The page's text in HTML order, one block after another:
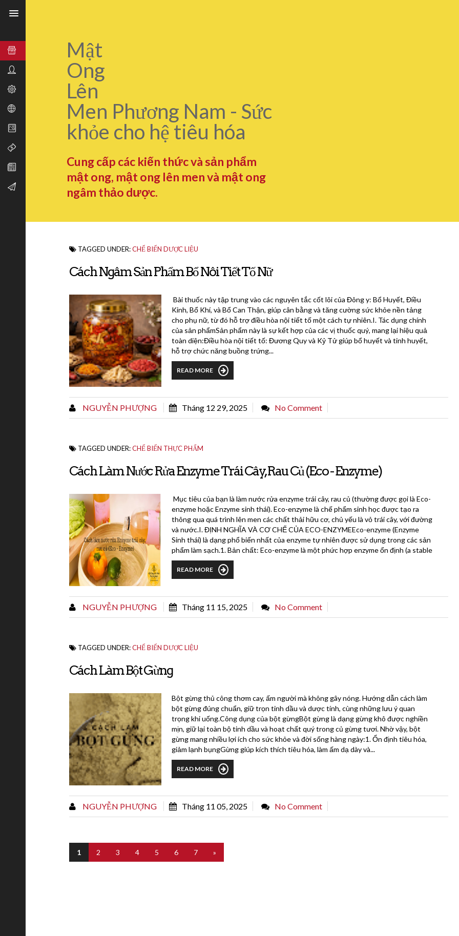
Mật
Ong
Lên
Men Phương Nam - Sức
khỏe cho hệ tiêu hóa
Cung cấp các kiến thức và sản phẩm
mật ong, mật ong lên men và mật ong
ngâm thảo dược.
TAGGED UNDER:CHẾ BIẾN DƯỢC LIỆU
Cách Ngâm Sản Phẩm Bổ Nôi Tiết Tố Nữ
Bài thuốc này tập trung vào các nguyên tắc cốt lõi của Đông y: Bổ Huyết, Điều
Kinh, Bổ Khí, và Bổ Can Thận, giúp cân bằng và tăng cường sức khỏe nền tảng
cho phụ nữ, từ đó hỗ trợ điều hòa nội tiết tố một cách tự nhiên.I. Tác dụng chính
của sản phẩmSản phẩm này là sự kết hợp của các vị thuốc quý, mang lại hiệu quả
toàn diện:Điều hòa nội tiết tố: Đương Quy và Kỷ Tử giúp bổ huyết và tinh huyết,
hỗ trợ chức năng buồng trứng...
READ MORE
NGUYỄN PHƯỢNG Tháng 12 29, 2025 No Comment
TAGGED UNDER:CHẾ BIẾN THỰC PHẨM
Cách Làm Nước Rửa Enzyme Trái Cây, Rau Củ (Eco - Enzyme)
Mục tiêu của bạn là làm nước rửa enzyme trái cây, rau củ (thường được gọi là Eco-
enzyme hoặc Enzyme sinh thái). Eco-enzyme là chế phẩm sinh học được tạo ra
thông qua quá trình lên men các chất thải hữu cơ, chủ yếu là vỏ trái cây, với đường
và nước.I. ĐỊNH NGHĨA VÀ CƠ CHẾ CỦA ECO-ENZYMEEco-enzyme (Enzyme
Sinh thái) là dạng phổ biến nhất của enzyme tự nhiên được sử dụng trong các sản
phẩm làm sạch.1. Bản chất: Eco-enzyme là một phức hợp enzyme ổn định (a stable
enzyme complex)...
READ MORE
NGUYỄN PHƯỢNG Tháng 11 15, 2025 No Comment
TAGGED UNDER:CHẾ BIẾN DƯỢC LIỆU
Cách Làm Bột Gừng
Bột gừng thủ công thơm cay, ấm người mà không gây nóng. Hướng dẫn cách làm
bột gừng đúng chuẩn, giữ trọn tinh dầu và dược tính, cùng những lưu ý quan
trọng khi uống.Công dụng của bột gừngBột gừng là dạng gừng khô được nghiền
mịn, giữ lại toàn bộ tinh dầu và hoạt chất quý trong củ gừng tươi. Nhờ vậy, bột
gừng mang nhiều lợi ích cho sức khỏe và đời sống hàng ngày:1. Ổn định tiêu hóa,
giảm lạnh bụngGừng giúp kích thích tiêu hóa, làm ấm dạ dày và...
READ MORE
NGUYỄN PHƯỢNG Tháng 11 05, 2025 No Comment
1 2 3 4 5 6 7 »